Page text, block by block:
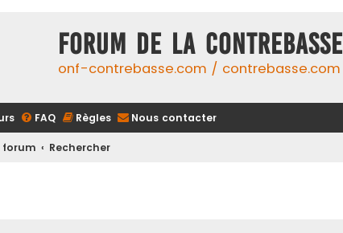
FORUM DE LA CONTREBASSE
onf-contrebasse.com / contrebasse.com
FAQ Règles Nous contacter
forum Rechercher